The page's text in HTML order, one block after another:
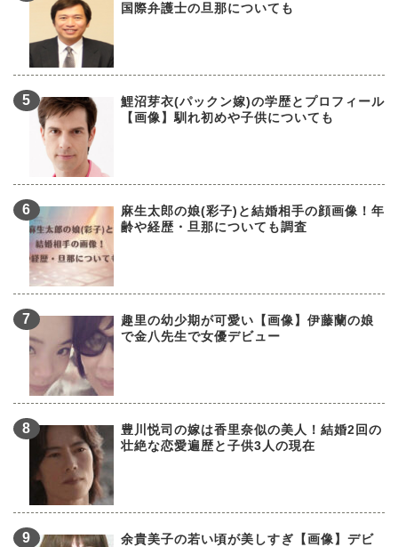
国際弁護士の旦那についても
鯉沼芽衣(パックン嫁)の学歴とプロフィール
【画像】馴れ初めや子供についても
麻生太郎の娘(彩子)と結婚相手の顔画像！年
齢や経歴・旦那についても調査
趣里の幼少期が可愛い【画像】伊藤蘭の娘
で金八先生で女優デビュー
豊川悦司の嫁は香里奈似の美人！結婚2回の
壮絶な恋愛遍歴と子供3人の現在
余貴美子の若い頃が美しすぎ【画像】デビ